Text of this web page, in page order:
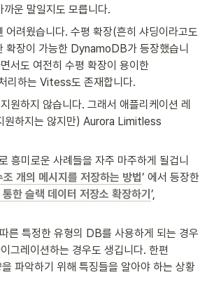
운 말일지도 모릅니다.
려웠습니다. 수평 확장(흔히 샤딩이라고도
장이 가능한 DynamoDB가 등장했습니
서도 여전히 수평 확장이 용이한
리하는 Vitess도 존재합니다.
하지 않습니다. 그래서 애플리케이션 레
원하지는 않지만) Aurora Limitless
흥미로운 사례들을 자주 마주하게 될겁니
개의 메시지를 저장하는 방법’ 에서 등장한
한 슬랙 데이터 저장소 확장하기 ’,
른 특정한 유형의 DB를 사용하게 되는 경우
그레이션하는 경우도 생깁니다. 한편
파악하기 위해 특징들을 알아야 하는 상황